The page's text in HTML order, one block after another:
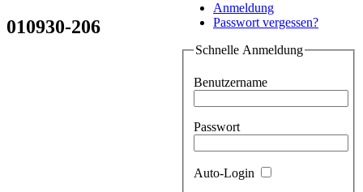
Anmeldung
Passwort vergessen?
Schnelle Anmeldung
Benutzername
Passwort
Auto-Login
010930-206